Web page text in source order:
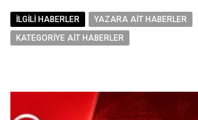
İLGILI HABERLER
YAZARA AIT HABERLER
KATEGORIYE AIT HABERLER